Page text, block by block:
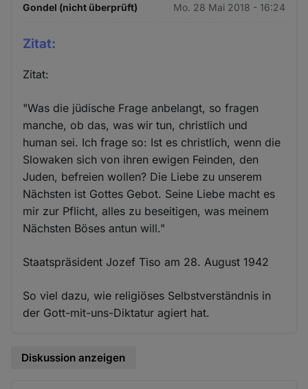
Gondel (nicht überprüft) Mo. 28 Mai 2018 - 16:24
Zitat:
Zitat:
"Was die jüdische Frage anbelangt, so fragen
manche, ob das, was wir tun, christlich und
human sei. Ich frage so: Ist es christlich, wenn die
Slowaken sich von ihren ewigen Feinden, den
Juden, befreien wollen? Die Liebe zu unserem
Nächsten ist Gottes Gebot. Seine Liebe macht es
mir zur Pflicht, alles zu beseitigen, was meinem
Nächsten Böses antun will."
Staatspräsident Jozef Tiso am 28. August 1942
So viel dazu, wie religiöses Selbstverständnis in
der Gott-mit-uns-Diktatur agiert hat.
Diskussion anzeigen